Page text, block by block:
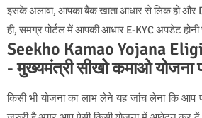
इसके अलावा, आपका बैंक खाता आधार से लिंक हो और
ही, समग्र पोर्टल में आपकी आधार E-KYC अपडेट होनी
Seekho Kamao Yojana
- मुख्यमंत्री सीखो कमाओ योजना
किसी भी योजना का लाभ लेने यह जांच लेना कि आप